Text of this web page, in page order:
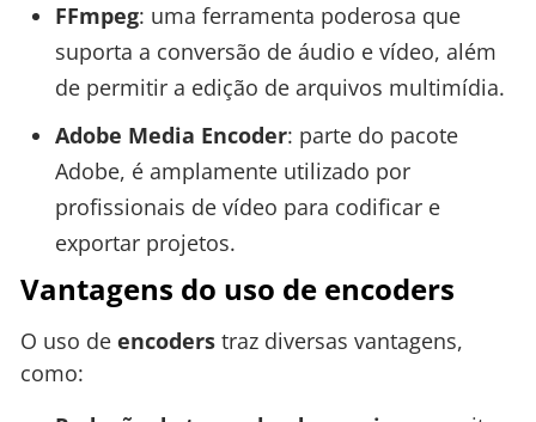
FFmpeg: uma ferramenta poderosa que
suporta a conversão de áudio e vídeo, além
de permitir a edição de arquivos multimídia.
Adobe Media Encoder: parte do pacote
Adobe, é amplamente utilizado por
profissionais de vídeo para codificar e
exportar projetos.
Vantagens do uso de encoders
O uso de encoders traz diversas vantagens,
como: